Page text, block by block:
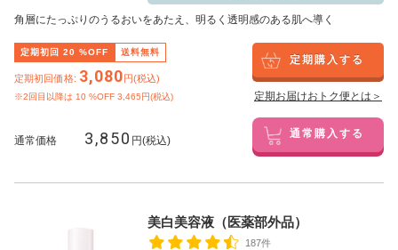
角層にたっぷりのうるおいをあたえ、明るく透明感のある肌へ導く
定期初回 20 %OFF 送料無料
定期初回価格: 3,080円(税込)
※2回目以降は 10 %OFF 3,465円(税込)
定期購入する
定期お届けおトク便とは＞
通常価格 3,850 円(税込) 通常購入する
美白美容液（医薬部外品）
187件